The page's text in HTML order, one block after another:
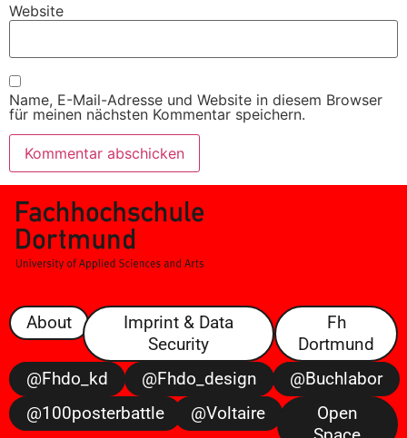
Website
Name, E-Mail-Adresse und Website in diesem Browser
für meinen nächsten Kommentar speichern.
About
Imprint & Data
Security
Fh
Dortmund
@fhdo_kd
@fhdo_design
@buchlabor
@100posterbattle
@voltaire
Open